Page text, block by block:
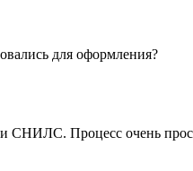
для оформления?
СНИЛС. Процесс очень